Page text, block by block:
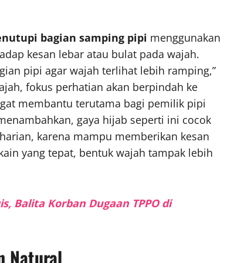
bagian samping pipi menggunakan
kesan lebar atau bulat pada wajah.
pipi agar wajah terlihat lebih ramping,”
fokus perhatian akan berpindah ke
membantu terutama bagi pemilik pipi
gaya hijab seperti ini cocok
karena mampu memberikan kesan
yang tepat, bentuk wajah tampak lebih
Balita Korban Dugaan TPPO di
Natural